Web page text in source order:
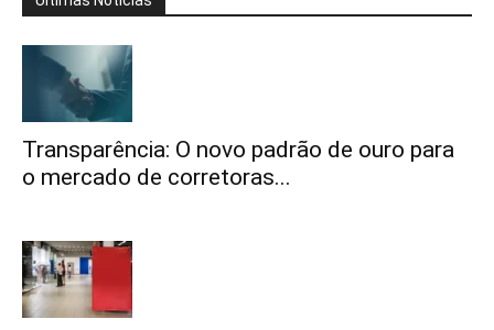
Transparência: O novo padrão de ouro para
o mercado de corretoras...